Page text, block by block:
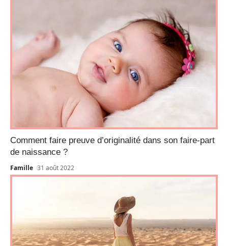
Comment faire preuve d’originalité dans son faire-part
de naissance ?
Famille 31 août 2022